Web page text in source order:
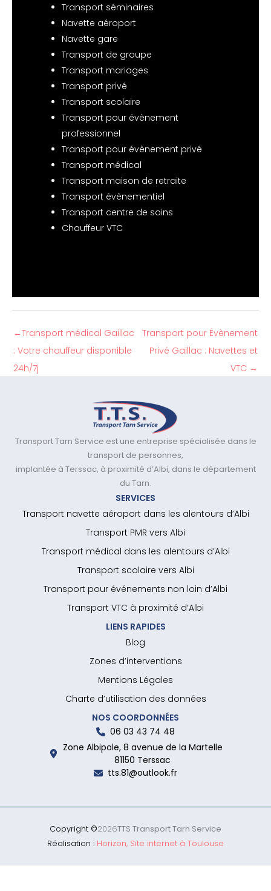
Transport séminaires
Navette aéroport
Navette gare
Transport de groupe
Transport mariages
Transport privé
Transport scolaire
Transport pour évènement
professionnel
Transport pour évènement privé
Transport médical
Transport maison de retraite
Transport évènementiel
Transport centre de soins
Chauffeur VTC
←Transport médical Gaillac
: Votre chauffeur disponible
24h/7j
Transport pour Évènement
Privé Gaillac : Navettes et
VTC →
Transport Tarn Service est une entreprise spécialisée dans le
transport de personnes,
implantée à Terssac, à proximité d’Albi, dans le département
du Tarn.
SERVICES
Transport navette aéroport dans les alentours d’Albi
Transport PMR vers Albi
Transport médical dans les alentours d’Albi
Transport scolaire vers Albi
Transport pour événements non loin d’Albi
Transport VTC à proximité d’Albi
LIENS RAPIDES
Blog
Zones d’interventions
Mentions Légales
Charte d’utilisation des données
NOS COORDONNÉES
06 03 43 74 48
Zone Albipole, 8 avenue de la Martelle
81150 Terssac
tts.81@outlook.fr
Copyright ©2026TTS Transport Tarn Service
Réalisation : Horizon, Site internet à Toulouse